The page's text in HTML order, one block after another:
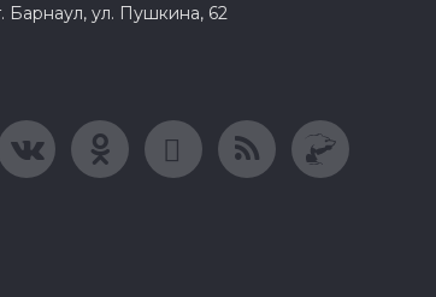
Барнаул, ул. Пушкина, 62